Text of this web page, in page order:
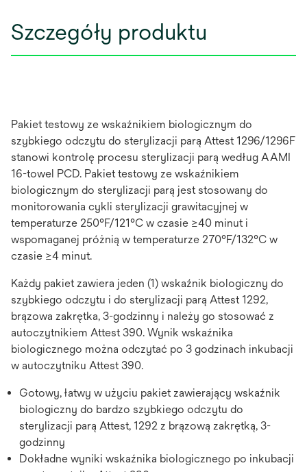
Szczegóły produktu
Pakiet testowy ze wskaźnikiem biologicznym do
szybkiego odczytu do sterylizacji parą Attest 1296/1296F
stanowi kontrolę procesu sterylizacji parą według AAMI
16-towel PCD. Pakiet testowy ze wskaźnikiem
biologicznym do sterylizacji parą jest stosowany do
monitorowania cykli sterylizacji grawitacyjnej w
temperaturze 250°F/121°C w czasie ≥40 minut i
wspomaganej próżnią w temperaturze 270°F/132°C w
czasie ≥4 minut.
Każdy pakiet zawiera jeden (1) wskaźnik biologiczny do
szybkiego odczytu i do sterylizacji parą Attest 1292,
brązowa zakrętka, 3-godzinny i należy go stosować z
autoczytnikiem Attest 390. Wynik wskaźnika
biologicznego można odczytać po 3 godzinach inkubacji
w autoczytniku Attest 390.
Gotowy, łatwy w użyciu pakiet zawierający wskaźnik
biologiczny do bardzo szybkiego odczytu do
sterylizacji parą Attest, 1292 z brązową zakrętką, 3-
godzinny
Dokładne wyniki wskaźnika biologicznego po inkubacji